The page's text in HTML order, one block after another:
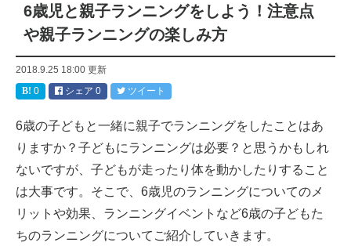
6歳児と親子ランニングをしよう！注意点
や親子ランニングの楽しみ方
2018.9.25 18:00 更新
0
シェア 0 ツイート
6歳の子どもと一緒に親子でランニングをしたことはあ
りますか？子どもにランニングは必要？と思うかもしれ
ないですが、子どもが走ったり体を動かしたりすること
は大事です。そこで、6歳児のランニングについてのメ
リットや効果、ランニングイベントなど6歳の子どもた
ちのランニングについてご紹介していきます。